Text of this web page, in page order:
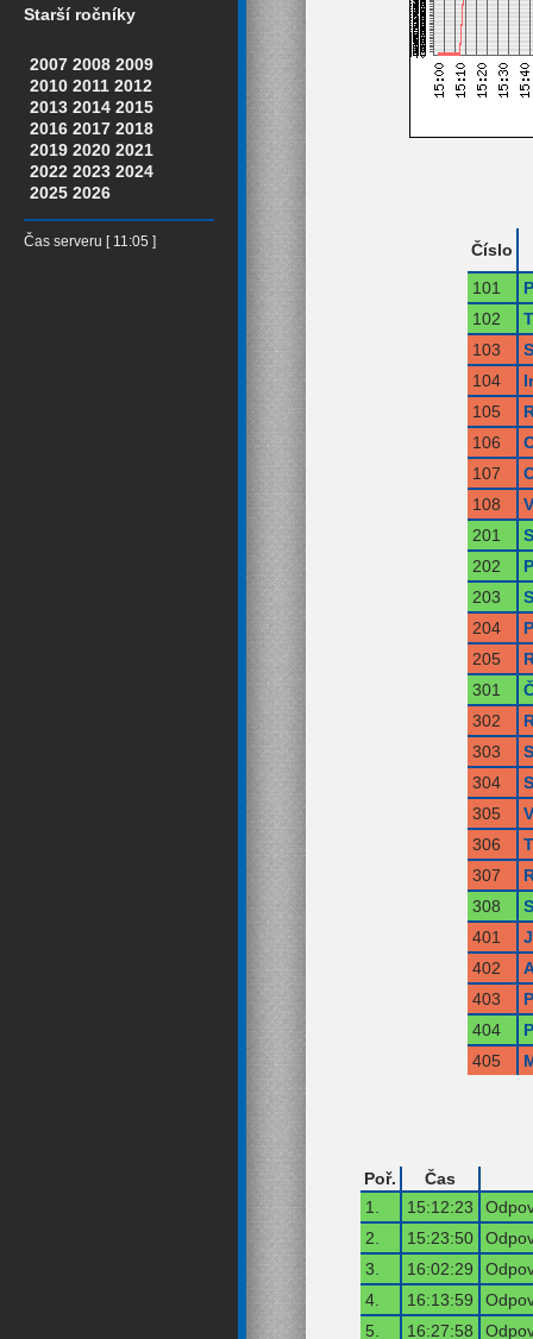
Starší ročníky
2007 2008 2009
2010 2011 2012
2013 2014 2015
2016 2017 2018
2019 2020 2021
2022 2023 2024
2025 2026
Čas serveru [ 11:05 ]
Číslo
101
102
103
104
105
106
107
108
201
202
203
204
205
301
302
303
304
305
306
307
308
401
402
403
404
405
Poř.
Čas
1.
15:12:23
2.
15:23:50
3.
16:02:29
4.
16:13:59
5.
16:27:58